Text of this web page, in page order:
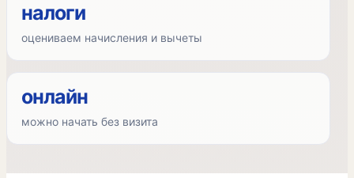
налоги
оцениваем начисления и вычеты
онлайн
можно начать без визита